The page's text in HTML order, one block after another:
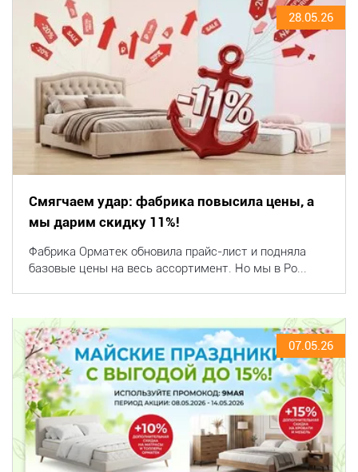
28.05.26
Смягчаем удар: фабрика повысила цены, а
мы дарим скидку 11%!
Фабрика Орматек обновила прайс-лист и подняла
базовые цены на весь ассортимент. Но мы в Po...
07.05.26